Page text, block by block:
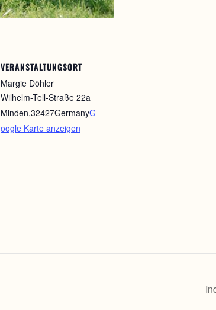
VERANSTALTUNGSORT
Margie Döhler
Wilhelm-Tell-Straße 22a
Minden,32427GermanyG
oogle Karte anzeigen